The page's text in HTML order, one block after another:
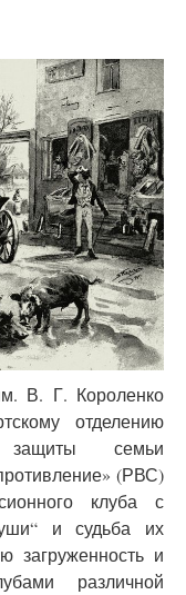
В. Г. Короленко
отделению
защиты семьи
(РВС)
клуба с
и судьба их
загруженность и
различной